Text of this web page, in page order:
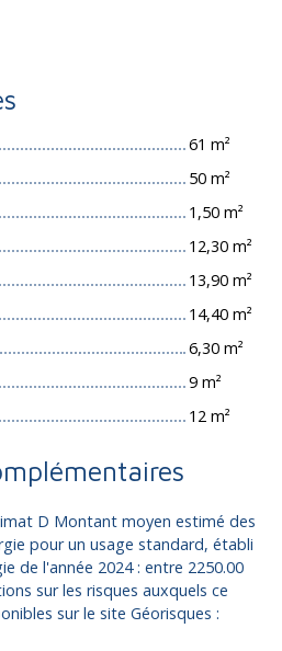
61 m²
50 m²
1,50 m²
12,30 m²
13,90 m²
14,40 m²
6,30 m²
9 m²
12 m²
D Montant moyen estimé des
pour un usage standard, établi
de l'année 2024 : entre 2250.00
sur les risques auxquels ce
sur le site Géorisques :